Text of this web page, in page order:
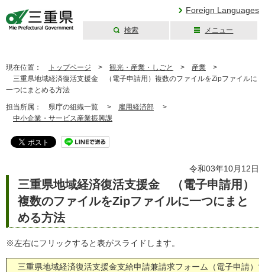
Foreign Languages
検索 メニュー
現在位置： トップページ > 観光・産業・しごと > 産業 >
三重県地域経済復活支援金 （電子申請用）複数のファイルをZipファイルに
一つにまとめる方法
担当所属： 県庁の組織一覧 > 雇用経済部 >
中小企業・サービス産業振興課
令和03年10月12日
三重県地域経済復活支援金 （電子申請用）
複数のファイルをZipファイルに一つにまと
める方法
※左右にフリックすると表がスライドします。
三重県地域経済復活支援金支給申請兼請求フォーム（電子申請）